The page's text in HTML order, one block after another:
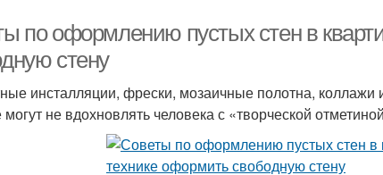
по оформлению пустых стен в
стену
инсталляции, фрески, мозаичные полотна, коллажи
могут не вдохновлять человека с «творческой